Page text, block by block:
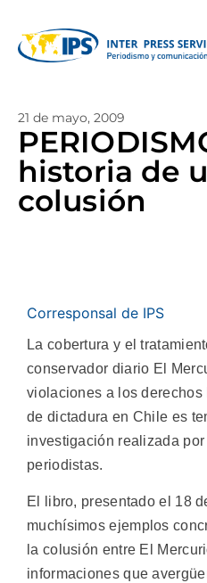
21 de mayo, 2009
historia de
colusión
Corresponsal de IPS
La cobertura y el
conservador diario El
violaciones a los
de dictadura en Chile es
investigación realizada
periodistas.
El libro, presentado el 18
muchísimos ejemplos
la colusión entre El
informaciones que